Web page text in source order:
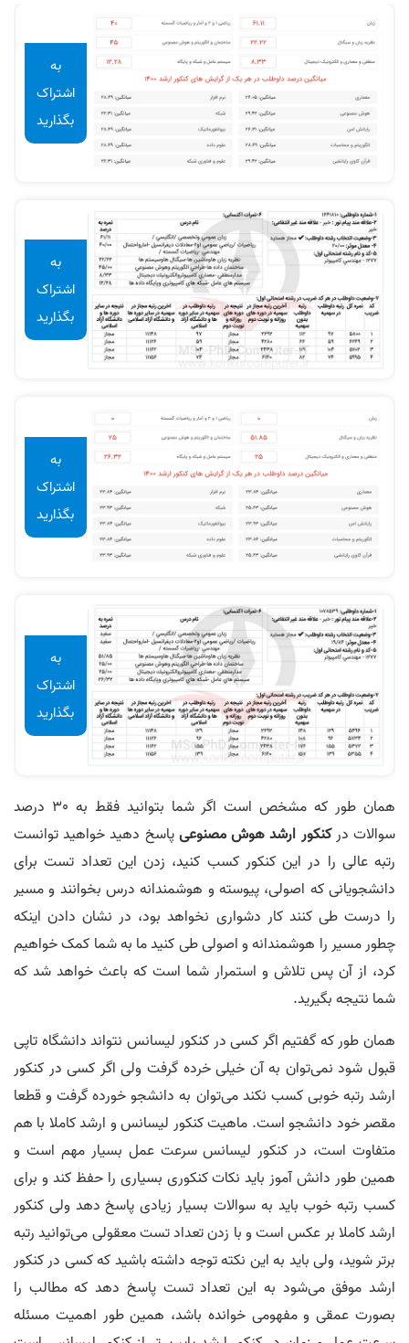
به
اشتراک
بگذارید
به
اشتراک
بگذارید
به
اشتراک
بگذارید
به
اشتراک
بگذارید
همان طور که مشخص است اگر شما بتوانید فقط به 30 درصد
سوالات درکنکور ارشد هوش مصنوعیپاسخ دهید خواهید توانست
رتبه عالی را در این کنکور کسب کنید، زدن این تعداد تست برای
دانشجویانی که اصولی، پیوسته و هوشمندانه درس بخوانند و مسیر
را درست طی کنند کار دشواری نخواهد بود، در نشان دادن اینکه
چطور مسیر را هوشمندانه و اصولی طی کنید ما به شما کمک خواهیم
کرد، از آن پس تلاش و استمرار شما است که باعث خواهد شد که
شما نتیجه بگیرید.
همان طور که گفتیم اگر کسی در کنکور لیسانس نتواند دانشگاه تاپی
قبول شود نمی‌توان به آن خیلی خرده گرفت ولی اگر کسی در کنکور
ارشد رتبه خوبی کسب نکند می‌توان به دانشجو خورده گرفت و قطعا
مقصر خود دانشجو است. ماهیت کنکور لیسانس و ارشد کاملا با هم
متفاوت است، در کنکور لیسانس سرعت عمل بسیار مهم است و
همین طور دانش آموز باید نکات کنکوری بسیاری را حفظ کند و برای
کسب رتبه خوب باید به سوالات بسیار زیادی پاسخ دهد ولی کنکور
ارشد کاملا بر عکس است و با زدن تعداد تست معقولی می‌توانید رتبه
برتر شوید، ولی باید به این نکته توجه داشته باشید که کسی در کنکور
ارشد موفق می‌شود به این تعداد تست پاسخ دهد که مطالب را
بصورت عمقی و مفهومی خوانده باشد، همین طور اهمیت مسئله